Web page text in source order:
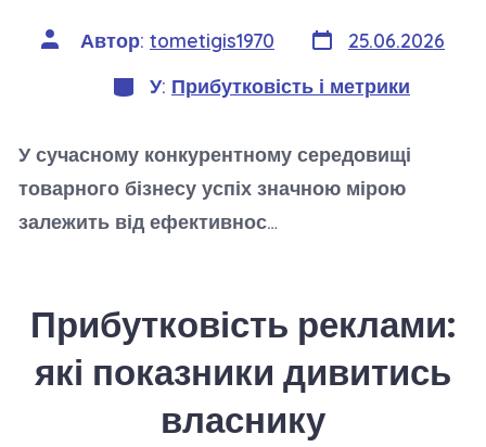
Автор
запису
Автор: tometigis1970 Дата
запису
25.06.2026
Категорії
У: Прибутковість і метрики
У сучасному конкурентному середовищі
товарного бізнесу успіх значною мірою
залежить від ефективнос…
Прибутковість реклами:
які показники дивитись
власнику